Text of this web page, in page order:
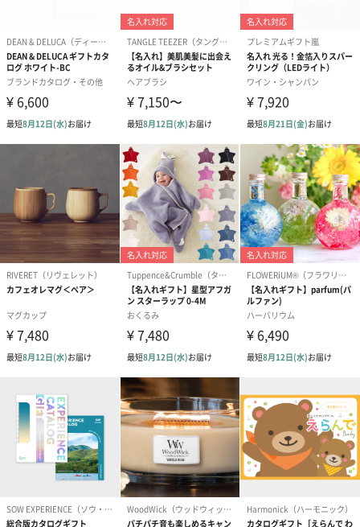
お酒を同梱してお届けいたします。
※20歳未満の方への酒類の販売はいたしません。
プレミアムビール イネ
ディット（712円）
実楽山田錦 特別純米
酒（655円）
ジョニ－ウ
ブラック１２
円）
おつまみ・その他
お酒にぴったりのおつまみ・サプリを同梱してお届けいたしま
いぶりがっことチーズ
ごろっとうまみ チーズ
しょっつるナ